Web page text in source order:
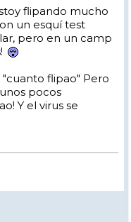
"presión al exterior eh,
quiera". Y te lanzas. Y
a apretar como loco.
"jodó lo estoy
que aún se puede poner
!!
TO BELIEVE
irse directo a la copa del
pero si para encontrar
nivel. Y te da vida extra
wanabee experto. El día
experto, para entonces
el Albert
flipando mucho
un esquí test
pero en un camp
flipao" Pero
pocos
Y el virus se